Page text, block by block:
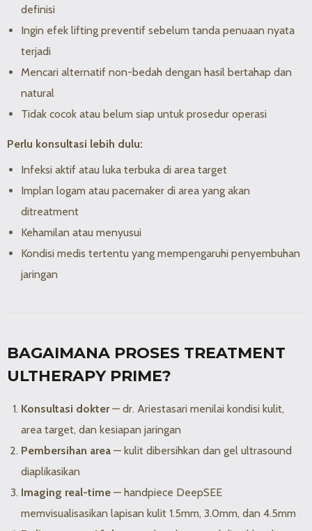
definisi
Ingin efek lifting preventif sebelum tanda penuaan nyata
terjadi
Mencari alternatif non-bedah dengan hasil bertahap dan
natural
Tidak cocok atau belum siap untuk prosedur operasi
Perlu konsultasi lebih dulu:
Infeksi aktif atau luka terbuka di area target
Implan logam atau pacemaker di area yang akan
ditreatment
Kehamilan atau menyusui
Kondisi medis tertentu yang mempengaruhi penyembuhan
jaringan
BAGAIMANA PROSES TREATMENT
ULTHERAPY PRIME?
Konsultasi dokter— dr. Ariestasari menilai kondisi kulit,
area target, dan kesiapan jaringan
Pembersihan area — kulit dibersihkan dan gel ultrasound
diaplikasikan
Imaging real-time — handpiece DeepSEE
memvisualisasikan lapisan kulit 1.5mm, 3.0mm, dan 4.5mm